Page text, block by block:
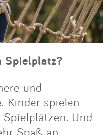
Spielplatz?
und
Kinder spielen
Und
Spaß an